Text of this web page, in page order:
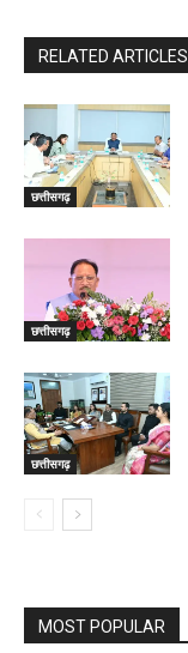
RELATED ARTICLES
छत्तीसगढ़
छत्तीसगढ़
छत्तीसगढ़
MOST POPULAR